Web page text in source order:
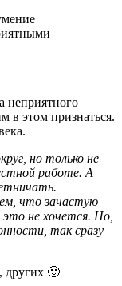
неприятного
в этом признаться.
но только не
работе. А
что зачастую
не хочется. Но,
так сразу
других 🙂